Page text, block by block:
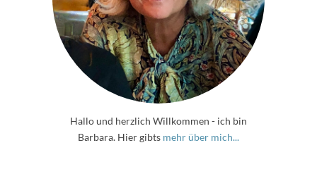
Hallo und herzlich Willkommen - ich bin
Barbara. Hier gibts mehr über mich...